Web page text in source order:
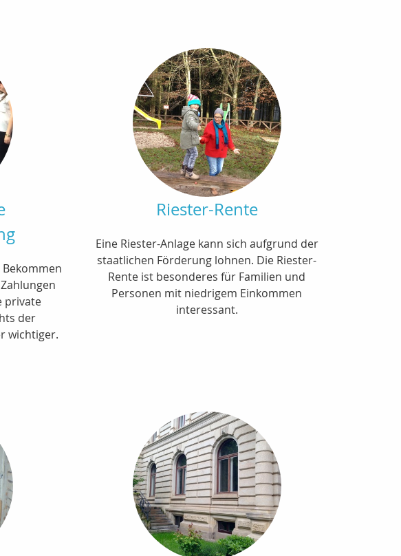
private
der
wichtiger.
Riester-Rente
Eine Riester-Anlage kann sich aufgrund der
staatlichen Förderung lohnen. Die Riester-
Rente ist besonderes für Familien und
Personen mit niedrigem Einkommen
interessant.